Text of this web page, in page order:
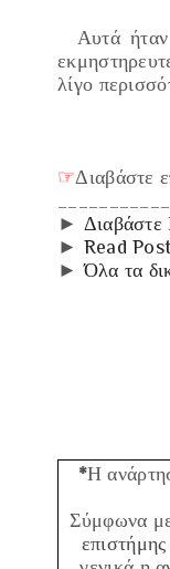
Αυτά
λίγο
☞Διαβάστε
►
► Read
► Όλα τα
*Η
Σύμφωνα